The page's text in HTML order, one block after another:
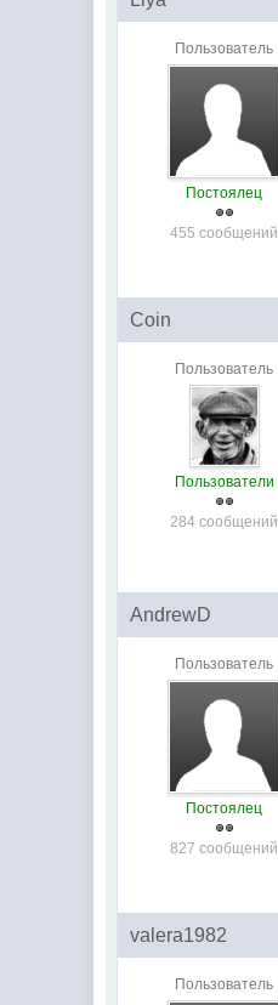
Пользователь
Постоялец
455 сообщений
Coin
Пользователь
Пользователи
284 сообщений
AndrewD
Пользователь
Постоялец
827 сообщений
valera1982
Пользователь